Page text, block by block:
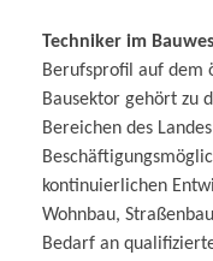
Techniker im
Berufsprofil auf dem
Bausektor gehört zu
Bereichen des
kontinuierlichen
Wohnbau,
Bedarf an